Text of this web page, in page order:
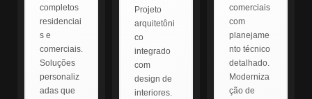
completos
residenciai
s e
comerciais.
Soluções
personaliz
adas que
Projeto
arquitetôni
co
integrado
com
design de
interiores.
comerciais
com
planejame
nto técnico
detalhado.
Moderniza
ção de